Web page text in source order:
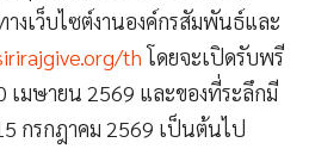
างเว็บไซต์งานองค์กรสัมพันธ์และ
thโดยจะเปิดรับพรี
เมษายน 2569 และของที่ระลึกมี
กรกฎาคม 2569 เป็นต้นไป